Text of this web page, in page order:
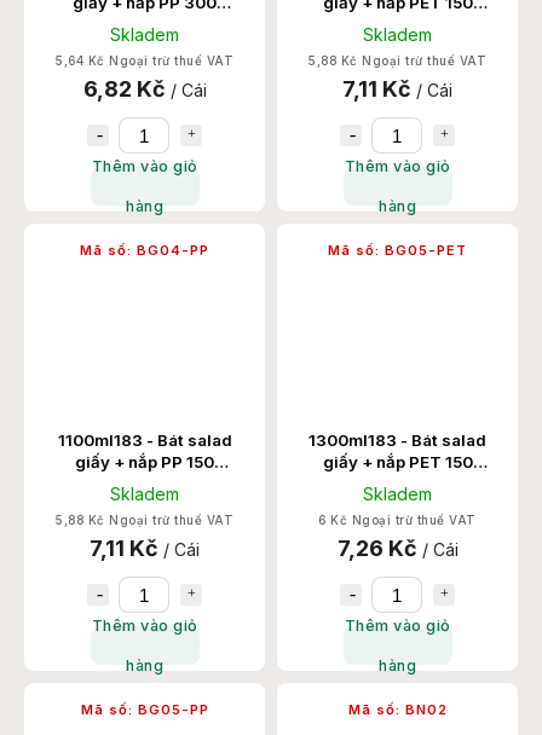
Set/Thùng
Skladem
5,64 Kč Ngoại trừ thuế VAT
6,82 Kč / Cái
Thêm vào giỏ
hàng
Set/Thùng
Skladem
5,88 Kč Ngoại trừ thuế VAT
7,11 Kč / Cái
Thêm vào giỏ
hàng
1100ml183 - Bát salad
giấy + nắp PP 150
Set/Thùng
Skladem
5,88 Kč Ngoại trừ thuế VAT
7,11 Kč / Cái
Thêm vào giỏ
hàng
Mã số: BG04-PP
1300ml183 - Bát salad
giấy + nắp PET 150
Set/Thùng
Skladem
6 Kč Ngoại trừ thuế VAT
7,26 Kč / Cái
Thêm vào giỏ
hàng
Mã số: BG05-PET
Mã số: BG05-PP Mã số: BN02